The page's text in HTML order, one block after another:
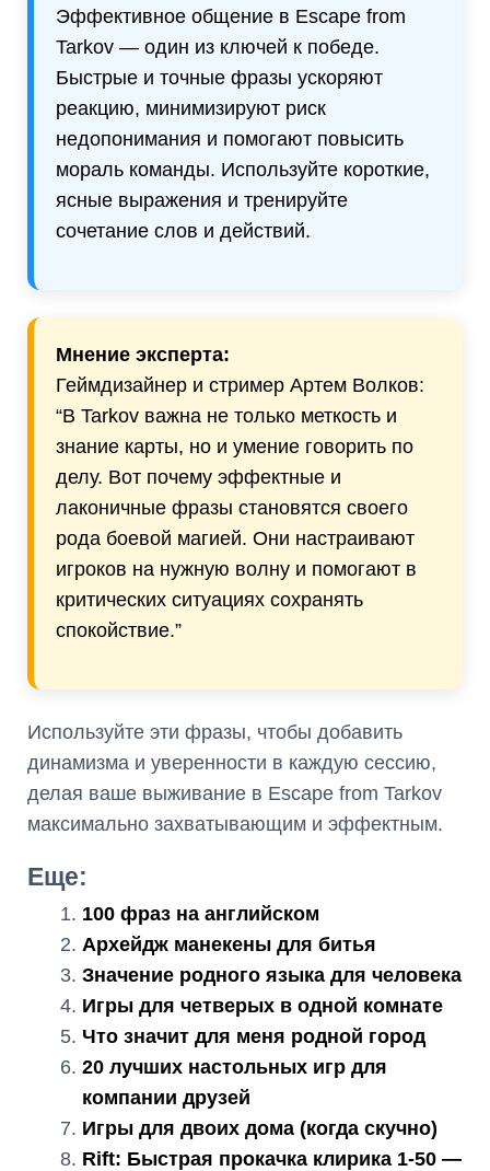
Эффективное общение в Escape from
Tarkov — один из ключей к победе.
Быстрые и точные фразы ускоряют
реакцию, минимизируют риск
недопонимания и помогают повысить
мораль команды. Используйте короткие,
ясные выражения и тренируйте
сочетание слов и действий.
Мнение эксперта:
Геймдизайнер и стример Артем Волков:
“В Tarkov важна не только меткость и
знание карты, но и умение говорить по
делу. Вот почему эффектные и
лаконичные фразы становятся своего
рода боевой магией. Они настраивают
игроков на нужную волну и помогают в
критических ситуациях сохранять
спокойствие.”
Используйте эти фразы, чтобы добавить
динамизма и уверенности в каждую сессию,
делая ваше выживание в Escape from Tarkov
максимально захватывающим и эффектным.
Еще:
100 фраз на английском
Архейдж манекены для битья
Значение родного языка для человека
Игры для четверых в одной комнате
Что значит для меня родной город
20 лучших настольных игр для
компании друзей
Игры для двоих дома (когда скучно)
Rift: Быстрая прокачка клирика 1-50 —